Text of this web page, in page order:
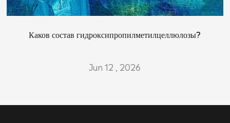
Каков состав гидроксипропилметилцеллюлозы?
Jun 12 , 2026